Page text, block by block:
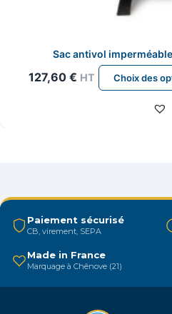
Sac antivol
127,60 € HT Choix des
Paiement sécurisé
CB, virement, SEPA
Made in France
Marquage à Chênove (21)